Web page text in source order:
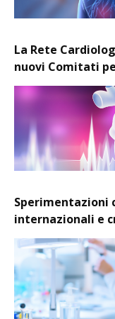
La Rete
nuovi Comitati
Sperimentazioni
internazionali e